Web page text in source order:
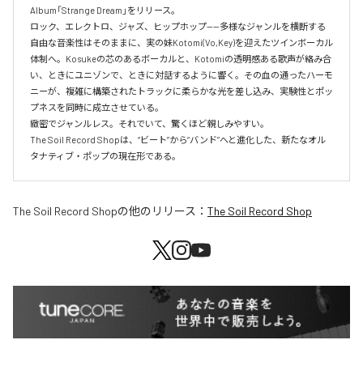
Album「Strange Dream」をリリース。
ロック、エレクトロ、ジャズ、ヒップホップ——多様なジャンルを横断する
自由な音楽性はそのままに、実の妹Kotomi(Vo,Key)を迎えたツインボーカル
体制へ。Kosukeの芯のあるボーカルと、Kotomiの透明感ある歌声が絡み合
い、ときにユニゾンで、ときに対話するように響く。その血の通ったハーモ
ニーが、複雑に構築されたトラックに柔らかな光を差し込み、実験性とポッ
プネスを同時に成立させている。
緻密でジャンルレス。それでいて、驚くほど親しみやすい。
The Soil Record Shopは、“ビート”から“バンド”へと進化した、新たなオル
タナティブ・ポップの現在形である。
The Soil Record Shopの他のリリース： The Soil Record Shop